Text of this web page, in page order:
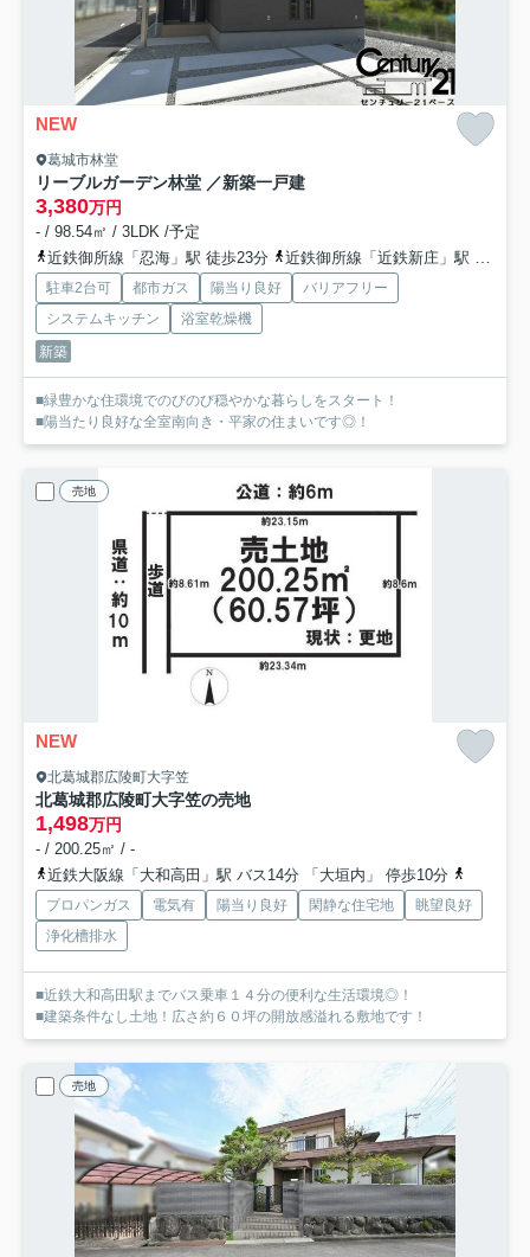
NEW
葛城市林堂
リーブルガーデン林堂 ／新築一戸建
3,380万円
- / 98.54㎡ / 3LDK /予定
近鉄御所線「忍海」駅 徒歩23分
近鉄御所線「近鉄新庄」駅 徒歩23分
駐車2台可 都市ガス 陽当り良好
バリアフリー
システムキッチン
浴室乾燥機
新築
■緑豊かな住環境でのびのび穏やかな暮らしをスタート！
■陽当たり良好な全室南向き・平家の住まいです◎！
売地
NEW
北葛城郡広陵町大字笠
北葛城郡広陵町大字笠の売地
1,498万円
- / 200.25㎡ / -
近鉄大阪線「大和高田」駅 バス14分 「大垣内」 停歩10分
プロパンガス 電気有 陽当り良好 閑静な住宅地
眺望良好
浄化槽排水
■近鉄大和高田駅までバス乗車１４分の便利な生活環境◎！
■建築条件なし土地！広さ約６０坪の開放感溢れる敷地です！
売地